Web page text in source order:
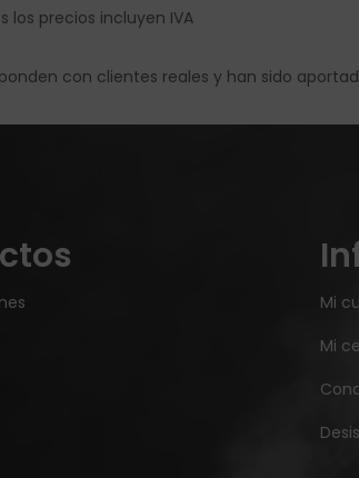
los precios incluyen IVA
con clientes reales y han sido
Mi
Mi